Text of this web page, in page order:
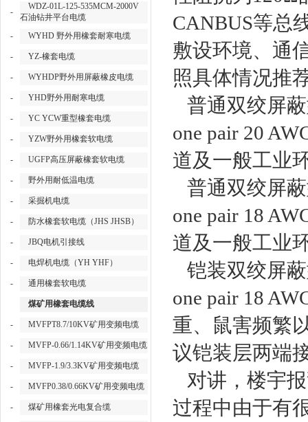
-
WDZ-01L-125-535MCM-2000V
石油钻井平台电缆
-
WYHD 野外用橡套耐寒电缆
- YZ-橡套电缆
- WYHDP野外用屏蔽橡皮电缆
- YHD野外用耐寒电缆
- YC YCW重型橡套电缆
- YZW野外用橡套软电缆
- UGFP高压屏蔽橡套软电缆
- 野外用耐低温电缆
- 采掘机电缆
- 防水橡套软电缆（JHS JHSB）
- JBQ电机引接线
- 电焊机电缆（YH YHF）
- 通用橡套软电缆
煤矿用橡套电缆线
- MVFPT8.7/10KV矿用变频电缆
- MVFP-0.66/1.14KV矿用变频电缆
- MVFP-1.9/3.3KV矿用变频电缆
- MVFP0.38/0.66KV矿用变频电缆
- 煤矿用橡套光电复合缆
CANBUS等总
敷设环境、通
照具体情况推
普通双绞屏
one pair 20
道及一般工业
普通双绞屏
one pair 18
道及一般工业
铠装双绞屏
one pair 18
重、鼠害频繁
议铠装层两端
对讲，楼宇
过程中由于有